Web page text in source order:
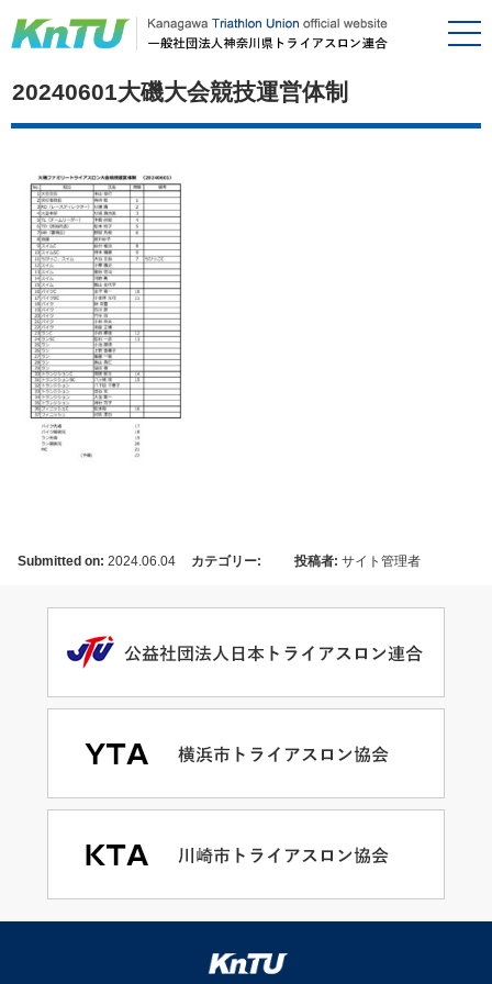
20240601大磯大会競技運営体制
Submitted on: 2024.06.04 カテゴリー: 投稿者: サイト管理者